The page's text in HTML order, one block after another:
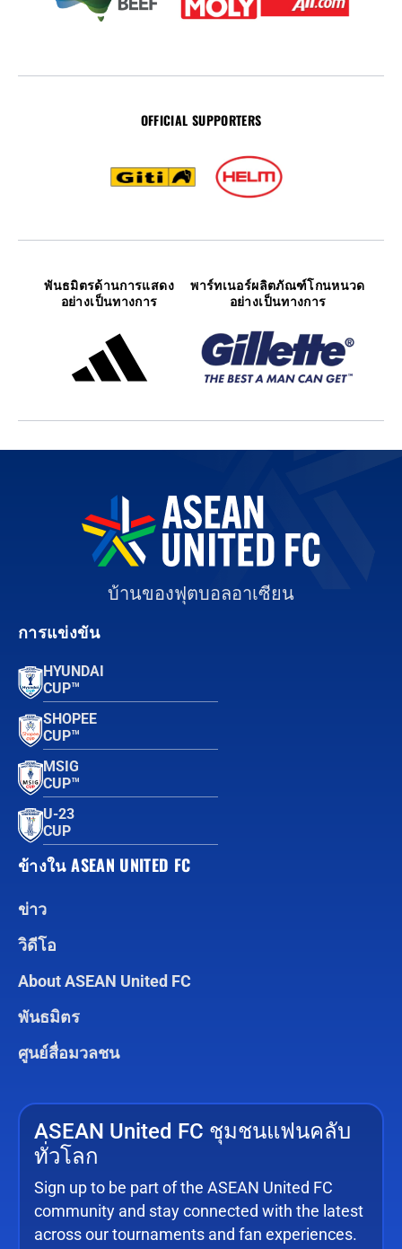
OFFICIAL SUPPORTERS
พันธมิตรด้านการแสดง
อย่างเป็นทางการ
พาร์ทเนอร์ผลิตภัณฑ์โกนหนวด
อย่างเป็นทางการ
บ้านของฟุตบอลอาเซียน
การแข่งขัน
HYUNDAI
CUP™
SHOPEE
CUP™
MSIG
CUP™
U-23
CUP
ข้างใน ASEAN UNITED FC
ข่าว
วิดีโอ
About ASEAN United FC
พันธมิตร
ศูนย์สื่อมวลชน
ASEAN United FC ชุมชนแฟนคลับ
ทั่วโลก
Sign up to be part of the ASEAN United FC
community and stay connected with the latest
across our tournaments and fan experiences.